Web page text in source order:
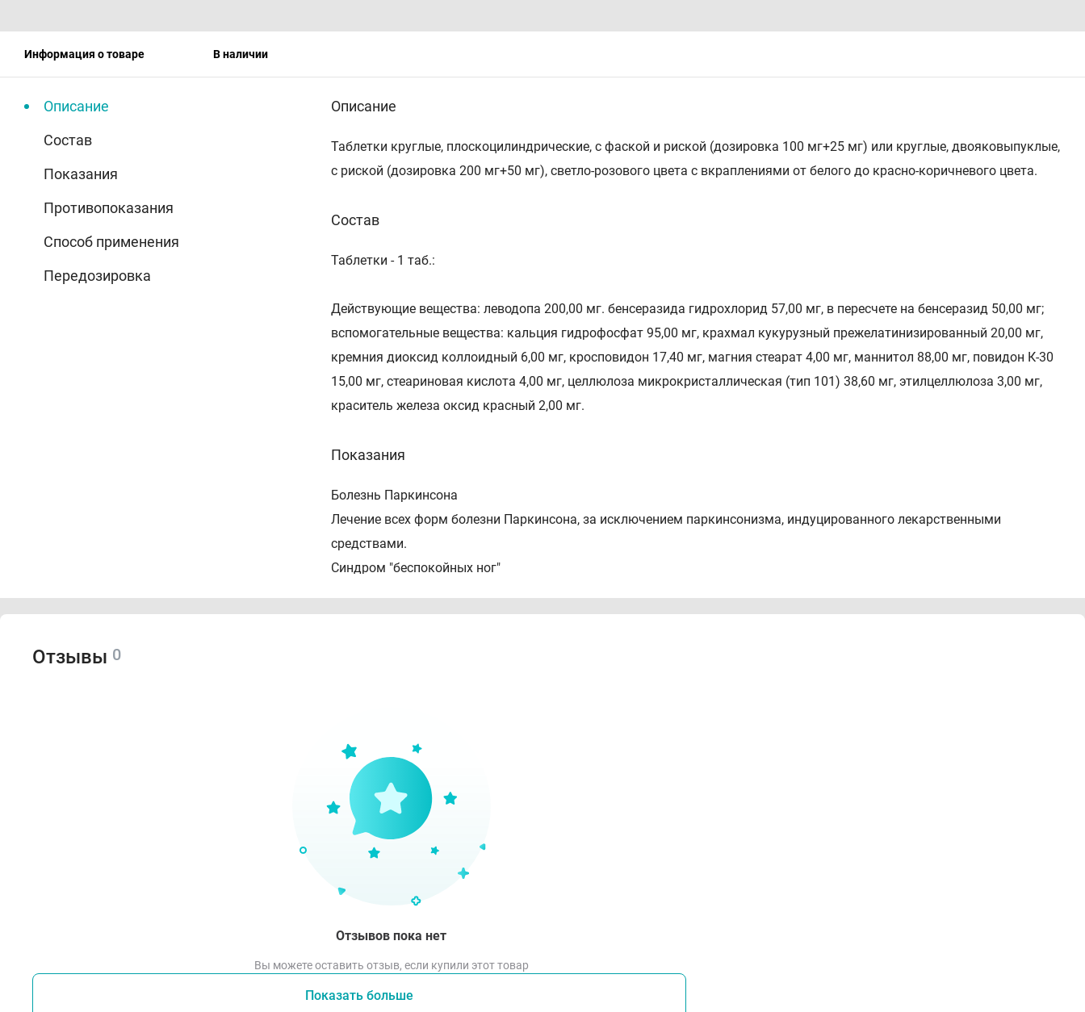
Информация о товаре В наличии
Описание
Состав
Показания
Противопоказания
Способ применения
Передозировка
Описание
Таблетки круглые, плоскоцилиндрические, с фаской и риской (дозировка 100 мг+25 мг) или круглые, двояковыпуклые,
с риской (дозировка 200 мг+50 мг), светло-розового цвета с вкраплениями от белого до красно-коричневого цвета.
Состав
Таблетки - 1 таб.:
Действующие вещества: леводопа 200,00 мг. бенсеразида гидрохлорид 57,00 мг, в пересчете на бенсеразид 50,00 мг;
вспомогательные вещества: кальция гидрофосфат 95,00 мг, крахмал кукурузный прежелатинизированный 20,00 мг,
кремния диоксид коллоидный 6,00 мг, кросповидон 17,40 мг, магния стеарат 4,00 мг, маннитол 88,00 мг, повидон К-30
15,00 мг, стеариновая кислота 4,00 мг, целлюлоза микрокристаллическая (тип 101) 38,60 мг, этилцеллюлоза 3,00 мг,
краситель железа оксид красный 2,00 мг.
Показания
Болезнь Паркинсона
Лечение всех форм болезни Паркинсона, за исключением паркинсонизма, индуцированного лекарственными
средствами.
Синдром "беспокойных ног"
идиопатический синдром "беспокойных ног";
Злокачественная меланома (в том числе, в случае предполагаемого диагноза, наличия не диагностированных
образований кожи или при злокачественной меланоме в анамнезе);
Декомпенсированные нарушения функции эндокринных органов;
Нарушение функции печени, тяжелое нарушение функции почек (за исключением применения у пациентов с
синдромом «беспокойных ног», получающих диализ);
заболевания сердечно-сосудистой системы в стадии декомпенсации,
психические заболевания с психотическим компонентом;
(МАО) или при сочетании ингибиторов МАО-А и МАО-В из-за возможного риска развития гипертонического криза.
Возраст моложе 25 лет (должно завершиться формирование скелета).
Отзывы 0
Отзывов пока нет
Вы можете оставить отзыв, если купили этот товар
Показать больше